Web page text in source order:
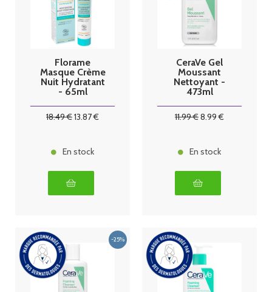
Florame
Masque Crème
Nuit Hydratant
- 65ml
18.49€13.87€
En stock
CeraVe Gel
Moussant
Nettoyant -
473ml
11.99€8.99 €
En stock